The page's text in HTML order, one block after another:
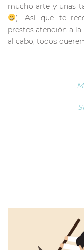
mucho arte y unas
). Así que te
prestes atención a
al cabo, todos